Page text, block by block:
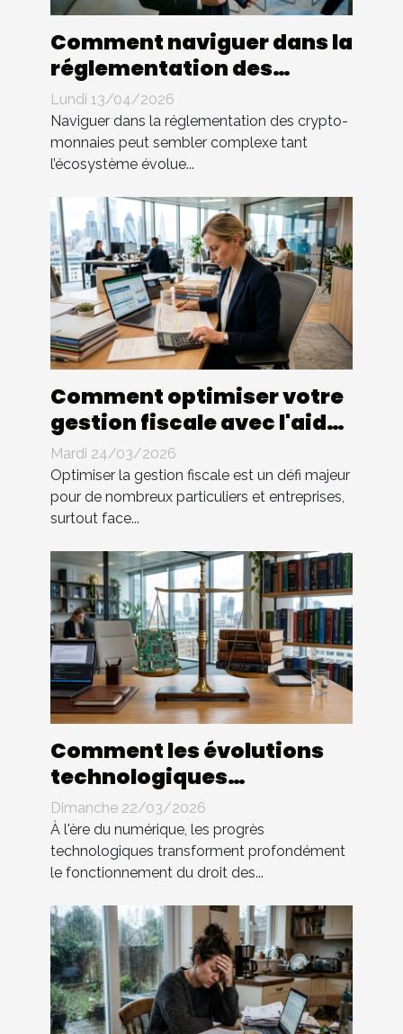
Comment naviguer dans la
réglementation des
crypto-monnaies ?
Lundi 13/04/2026
Naviguer dans la réglementation des crypto-
monnaies peut sembler complexe tant
l’écosystème évolue...
Comment optimiser votre
gestion fiscale avec l'aide
d'un expert ?
Mardi 24/03/2026
Optimiser la gestion fiscale est un défi majeur
pour de nombreux particuliers et entreprises,
surtout face...
Comment les évolutions
technologiques
impactent-elles le droit
des contrats ?
Dimanche 22/03/2026
À l'ère du numérique, les progrès
technologiques transforment profondément
le fonctionnement du droit des...